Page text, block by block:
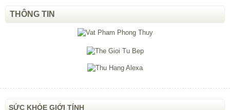
THÔNG TIN
SỨC KHỎE GIỚI TÍNH